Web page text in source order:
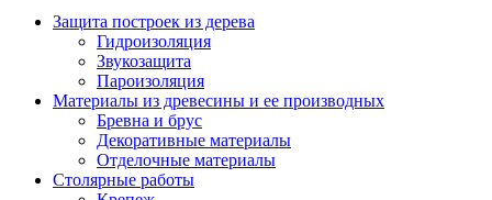
Защита построек из дерева
Гидроизоляция
Звукозащита
Пароизоляция
Материалы из древесины и ее производных
Бревна и брус
Декоративные материалы
Отделочные материалы
Столярные работы